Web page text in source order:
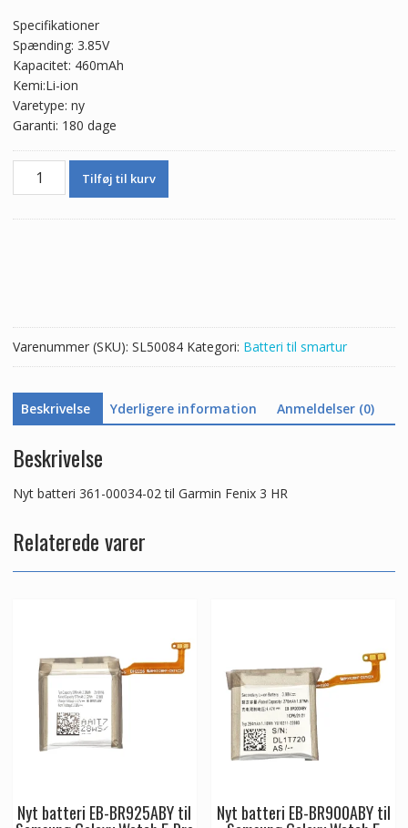
Specifikationer
Spænding: 3.85V
Kapacitet: 460mAh
Kemi:Li-ion
Varetype: ny
Garanti: 180 dage
batteri
3
HR
antal
Tilføj til kurv
Varenummer (SKU): SL50084 Kategori: Batteri til smartur
Beskrivelse Yderligere information Anmeldelser (0)
Beskrivelse
Nyt batteri 361-00034-02 til Garmin Fenix 3 HR
Relaterede varer
Nyt batteri EB-BR925ABY til Nyt batteri EB-BR900ABY til